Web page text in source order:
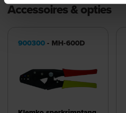
Accessoires & opties
900300- MH-600D